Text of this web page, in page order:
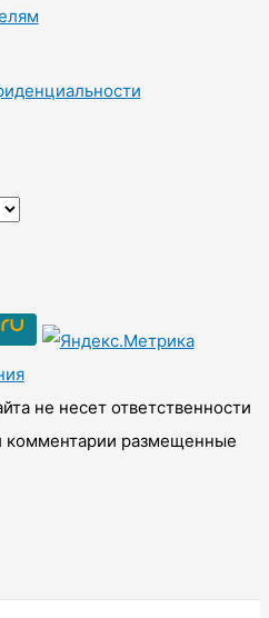
не несет ответственности
комментарии размещенные